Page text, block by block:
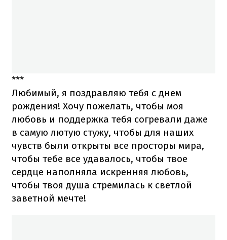
***
Любимый, я поздравляю тебя с днем
рождения! Хочу пожелать, чтобы моя
любовь и поддержка тебя согревали даже
в самую лютую стужу, чтобы для наших
чувств были открыты все просторы мира,
чтобы тебе все удавалось, чтобы твое
сердце наполняла искренняя любовь,
чтобы твоя душа стремилась к светлой
заветной мечте!